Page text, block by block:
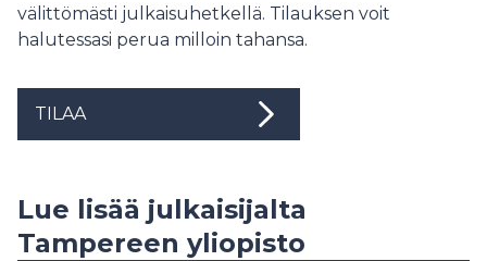
välittömästi julkaisuhetkellä. Tilauksen voit
halutessasi perua milloin tahansa.
TILAA
Lue lisää julkaisijalta
Tampereen yliopisto